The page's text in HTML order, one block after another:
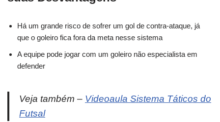
Há um grande risco de sofrer um gol de contra-ataque, já
que o goleiro fica fora da meta nesse sistema
A equipe pode jogar com um goleiro não especialista em
defender
Veja também – Videoaula Sistema Táticos do
Futsal